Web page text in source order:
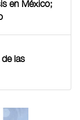
en México;
las